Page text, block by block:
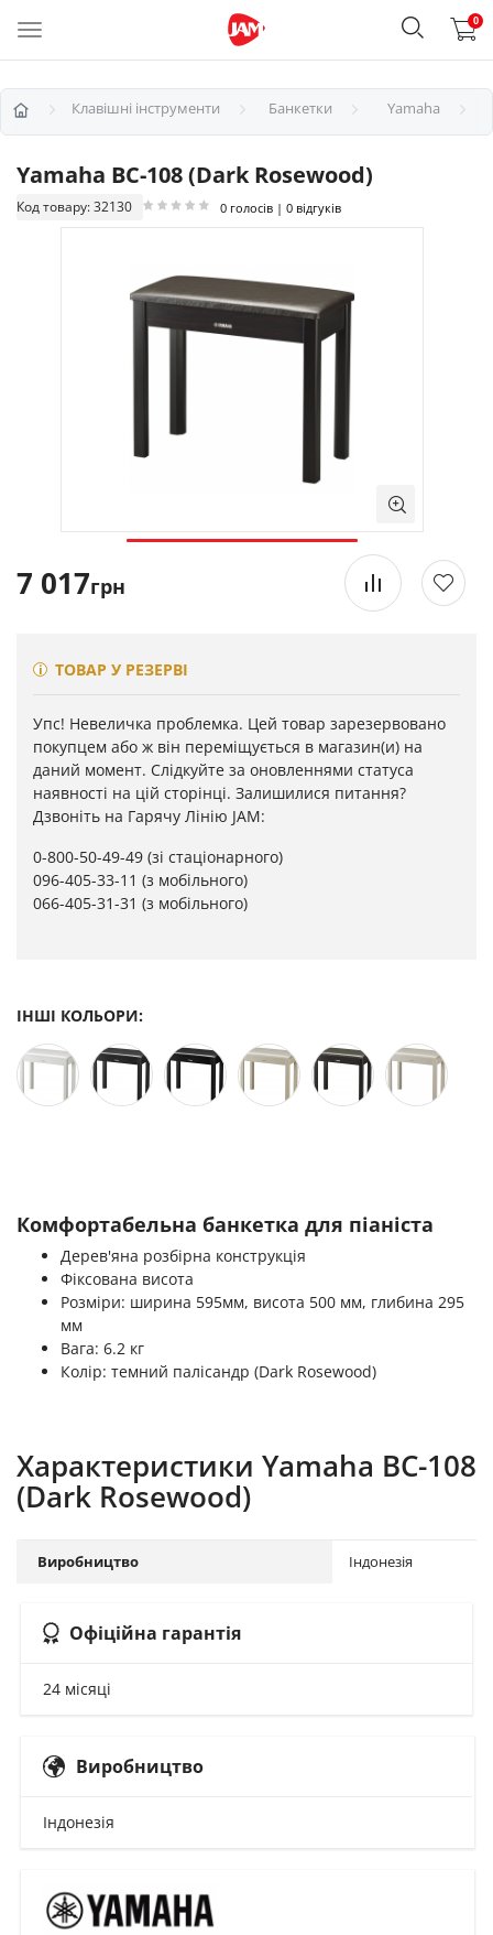
0
Клавішні інструменти Банкетки Yamaha
Yamaha BC-108 (Dark Rosewood)
Код товару: 32130 0 голосів | 0 відгуків
7 017грн
ТОВАР У РЕЗЕРВІ
Упс! Невеличка проблемка. Цей товар зарезервовано
покупцем або ж він переміщується в магазин(и) на
даний момент. Слідкуйте за оновленнями статуса
наявності на цій сторінці. Залишилися питання?
Дзвоніть на Гарячу Лінію JAM:
0-800-50-49-49 (зі стаціонарного)
096-405-33-11 (з мобільного)
066-405-31-31 (з мобільного)
ІНШІ КОЛЬОРИ:
Комфортабельна банкетка для піаніста
Дерев'яна розбірна конструкція
Фіксована висота
Розміри: ширина 595мм, висота 500 мм, глибина 295
мм
Вага: 6.2 кг
Колір: темний палісандр (Dark Rosewood)
Характеристики Yamaha BC-108
(Dark Rosewood)
Виробництво Індонезія
Офіційна гарантія
24 місяці
Виробництво
Індонезія